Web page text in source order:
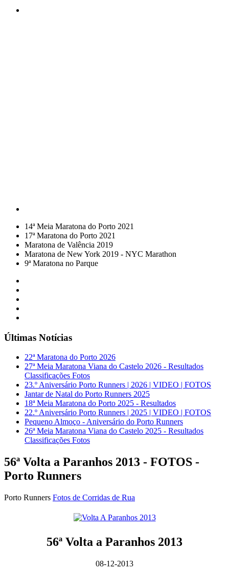
14ª Meia Maratona do Porto 2021
17ª Maratona do Porto 2021
Maratona de Valência 2019
Maratona de New York 2019 - NYC Marathon
9ª Maratona no Parque
Últimas Notícias
22ª Maratona do Porto 2026
27ª Meia Maratona Viana do Castelo 2026 - Resultados
Classificações Fotos
23.º Aniversário Porto Runners | 2026 | VIDEO | FOTOS
Jantar de Natal do Porto Runners 2025
18ª Meia Maratona do Porto 2025 - Resultados
22.º Aniversário Porto Runners | 2025 | VIDEO | FOTOS
Pequeno Almoço - Aniversário do Porto Runners
26ª Meia Maratona Viana do Castelo 2025 - Resultados
Classificações Fotos
56ª Volta a Paranhos 2013 - FOTOS -
Porto Runners
Porto Runners Fotos de Corridas de Rua
56ª Volta a Paranhos 2013
08-12-2013